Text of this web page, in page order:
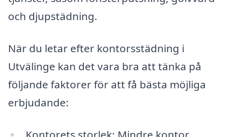
och djupstädning.
När du letar efter kontorsstädning i
Utvälinge kan det vara bra att tänka på
följande faktorer för att få bästa möjliga
erbjudande: